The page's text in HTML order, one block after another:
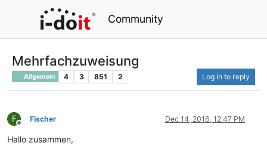
Community
Mehrfachzuweisung
Allgemein 4 3 851 2 Log in to reply
F
Offline
Fischer Dec 14, 2016, 12:47 PM
Hallo zusammen,